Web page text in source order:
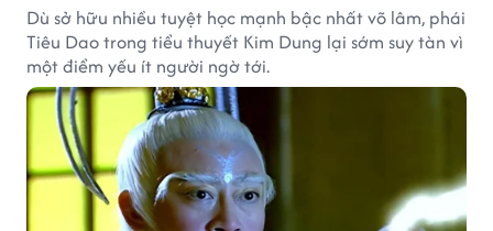
Dù sở hữu nhiều tuyệt học mạnh bậc nhất võ lâm, phái
Tiêu Dao trong tiểu thuyết Kim Dung lại sớm suy tàn vì
một điểm yếu ít người ngờ tới.